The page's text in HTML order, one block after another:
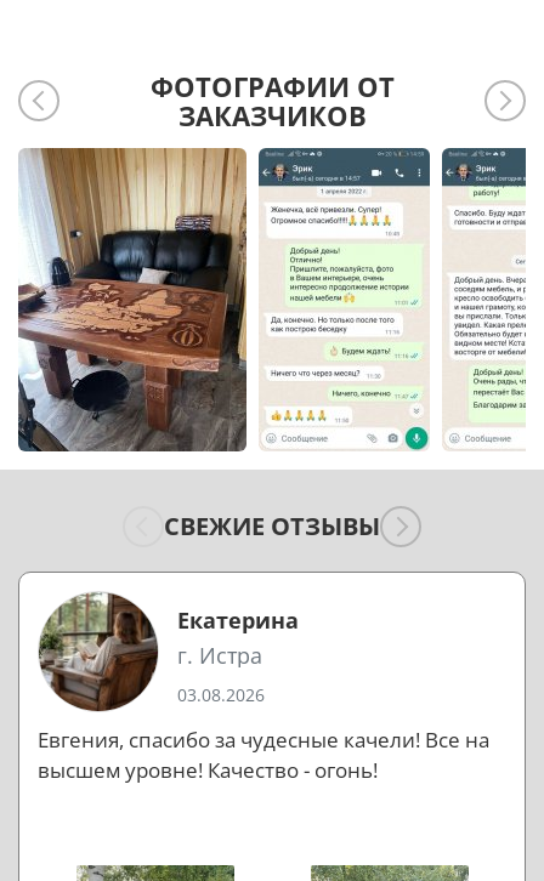
ФОТОГРАФИИ ОТ
ЗАКАЗЧИКОВ
СВЕЖИЕ ОТЗЫВЫ
Екатерина
г. Истра
03.08.2026
Евгения, спасибо за чудесные качели! Все на
высшем уровне! Качество - огонь!